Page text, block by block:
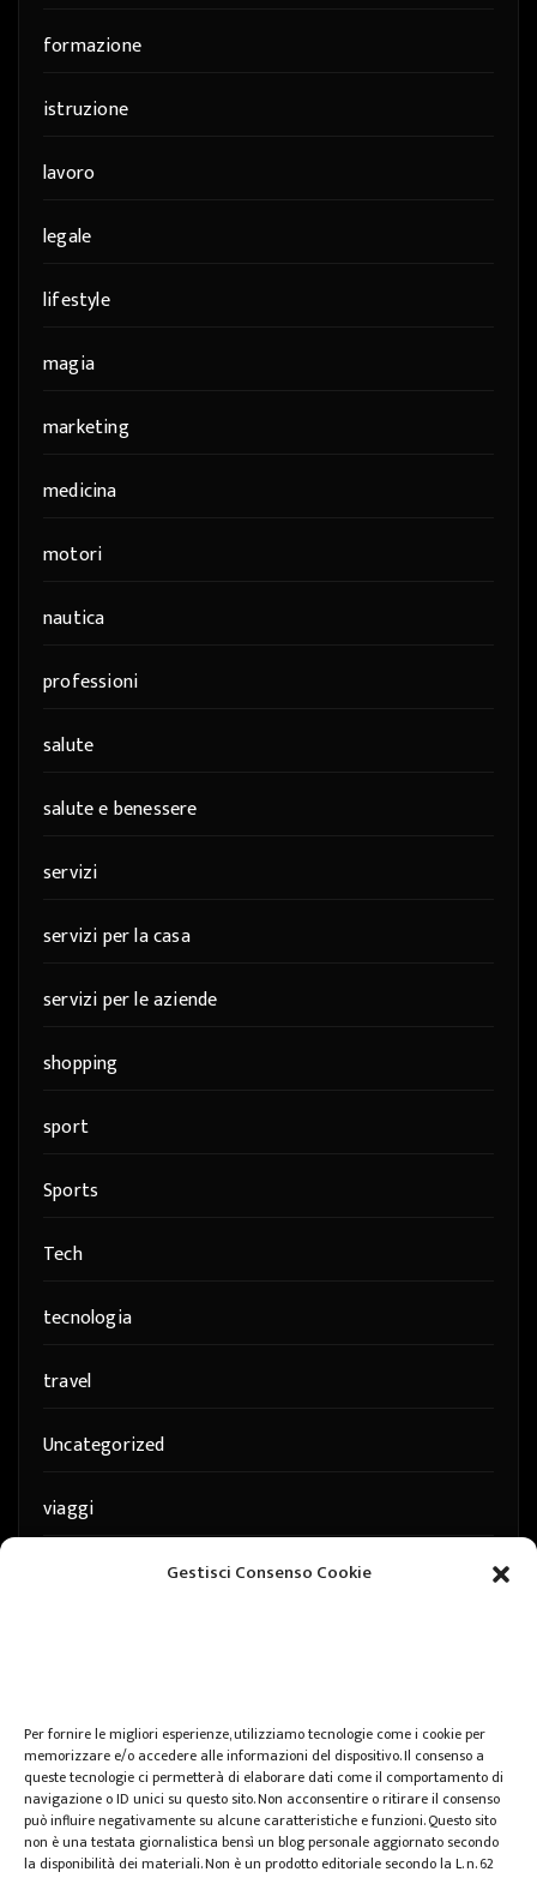
Gestisci Consenso Cookie
Per fornire le migliori esperienze, utilizziamo tecnologie come i cookie per
memorizzare e/o accedere alle informazioni del dispositivo. Il consenso a
queste tecnologie ci permetterà di elaborare dati come il comportamento di
navigazione o ID unici su questo sito. Non acconsentire o ritirare il consenso
può influire negativamente su alcune caratteristiche e funzioni. Questo sito
non è una testata giornalistica bensì un blog personale aggiornato secondo
la disponibilità dei materiali. Non è un prodotto editoriale secondo la L. n. 62
formazione
istruzione
lavoro
legale
lifestyle
magia
marketing
medicina
motori
nautica
professioni
salute
salute e benessere
servizi
servizi per la casa
servizi per le aziende
shopping
sport
Sports
Tech
tecnologia
travel
Uncategorized
viaggi